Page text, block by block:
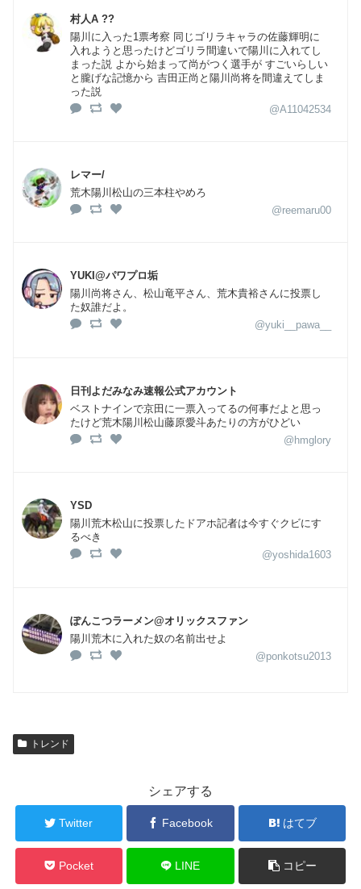
村人A ??
陽川に入った1票考察 同じゴリラキャラの佐藤輝明に
入れようと思ったけどゴリラ間違いで陽川に入れてし
まった説 よから始まって尚がつく選手が すごいらしい
と朧げな記憶から 吉田正尚と陽川尚将を間違えてしま
った説
@A11042534
レマー/
荒木陽川松山の三本柱やめろ
@reemaru00
YUKI@パワプロ垢
陽川尚将さん、松山竜平さん、荒木貴裕さんに投票し
た奴誰だよ。
@yuki__pawa__
日刊よだみなみ速報公式アカウント
ベストナインで京田に一票入ってるの何事だよと思っ
たけど荒木陽川松山藤原愛斗あたりの方がひどい
@hmglory
YSD
陽川荒木松山に投票したドアホ記者は今すぐクビにす
るべき
@yoshida1603
ぽんこつラーメン@オリックスファン
陽川荒木に入れた奴の名前出せよ
@ponkotsu2013
トレンド
シェアする
Twitter Facebook はてブ
Pocket LINE コピー